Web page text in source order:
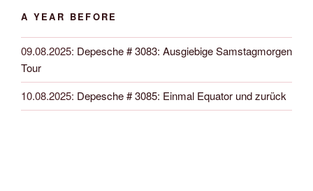
A YEAR BEFORE
09.08.2025: Depesche # 3083: Ausgiebige Samstagmorgen
Tour
10.08.2025: Depesche # 3085: Einmal Equator und zurück